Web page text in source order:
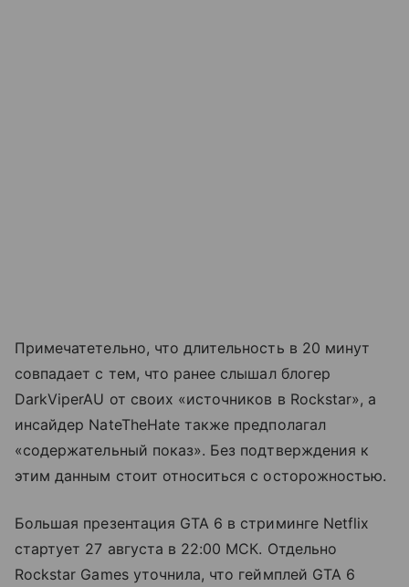
Примечатетельно, что длительность в 20 минут
совпадает с тем, что ранее слышал блогер
DarkViperAU от своих «источников в Rockstar», а
инсайдер NateTheHate также предполагал
«содержательный показ». Без подтверждения к
этим данным стоит относиться с осторожностью.
Большая презентация GTA 6 в стриминге Netflix
стартует 27 августа в 22:00 МСК. Отдельно
Rockstar Games уточнила, что геймплей GTA 6